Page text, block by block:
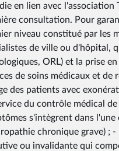
en lien avec
consultation. Pour
niveau constitué par les
de ville ou d'hôpital,
ORL) et la prise
de soins médicaux et de
des patients avec
du contrôle médical
s'intègrent dans
chronique grave) ;
ou invalidante qui